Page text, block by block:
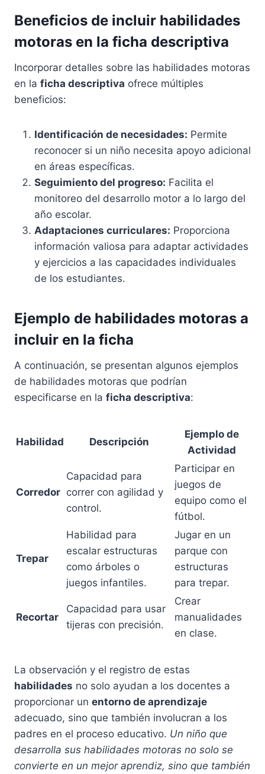
Beneficios de incluir habilidades
motoras en la ficha descriptiva
Incorporar detalles sobre las habilidades motoras
en la ficha descriptiva ofrece múltiples
beneficios:
Identificación de necesidades: Permite
reconocer si un niño necesita apoyo adicional
en áreas específicas.
Seguimiento del progreso: Facilita el
monitoreo del desarrollo motor a lo largo del
año escolar.
Adaptaciones curriculares: Proporciona
información valiosa para adaptar actividades
y ejercicios a las capacidades individuales
de los estudiantes.
Ejemplo de habilidades motoras a
incluir en la ficha
A continuación, se presentan algunos ejemplos
de habilidades motoras que podrían
especificarse en la ficha descriptiva:
Habilidad Descripción
Ejemplo de
Actividad
Corredor
Capacidad para
correr con agilidad y
control.
Participar en
juegos de
equipo como el
fútbol.
Trepar
Habilidad para
escalar estructuras
como árboles o
juegos infantiles.
Jugar en un
parque con
estructuras
para trepar.
Recortar
Capacidad para usar
tijeras con precisión.
Crear
manualidades
en clase.
La observación y el registro de estas
habilidades no solo ayudan a los docentes a
proporcionar un entorno de aprendizaje
adecuado, sino que también involucran a los
padres en el proceso educativo. Un niño que
desarrolla sus habilidades motoras no solo se
convierte en un mejor aprendiz, sino que también